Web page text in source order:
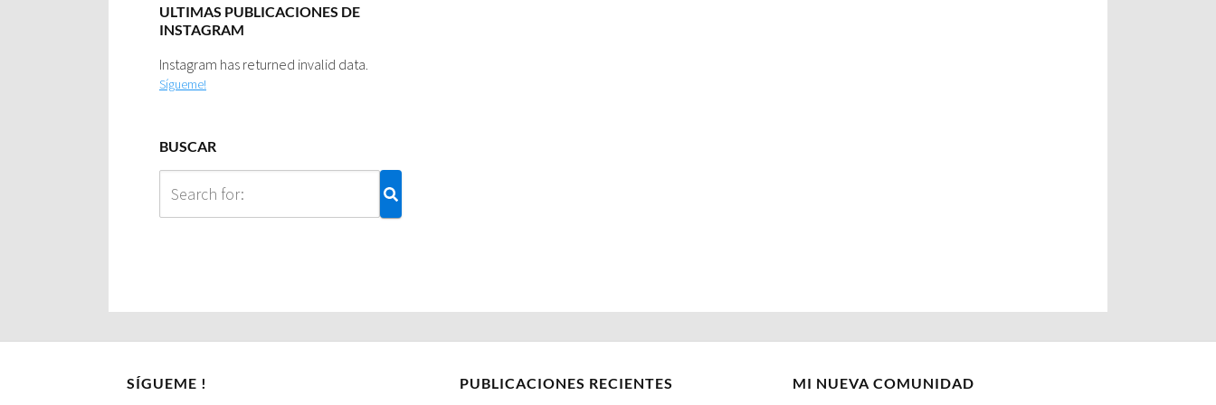
ULTIMAS PUBLICACIONES DE
INSTAGRAM
Instagram has returned invalid data.
Sígueme!
BUSCAR
SÍGUEME ! PUBLICACIONES RECIENTES MI NUEVA COMUNIDAD